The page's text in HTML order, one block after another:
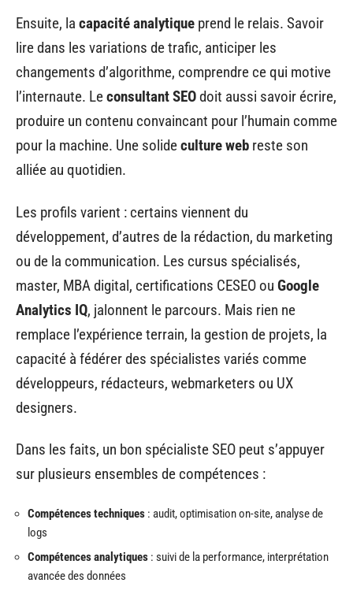
Ensuite, la capacité analytique prend le relais. Savoir
lire dans les variations de trafic, anticiper les
changements d’algorithme, comprendre ce qui motive
l’internaute. Leconsultant SEOdoit aussi savoir écrire,
produire un contenu convaincant pour l’humain comme
pour la machine. Une solideculture web reste son
alliée au quotidien.
Les profils varient : certains viennent du
développement, d’autres de la rédaction, du marketing
ou de la communication. Les cursus spécialisés,
master, MBA digital, certifications CESEO ou Google
Analytics IQ, jalonnent le parcours. Mais rien ne
remplace l’expérience terrain, la gestion de projets, la
capacité à fédérer des spécialistes variés comme
développeurs, rédacteurs, webmarketers ou UX
designers.
Dans les faits, un bon spécialiste SEO peut s’appuyer
sur plusieurs ensembles de compétences :
Compétences techniques : audit, optimisation on-site, analyse de
logs
Compétences analytiques : suivi de la performance, interprétation
avancée des données